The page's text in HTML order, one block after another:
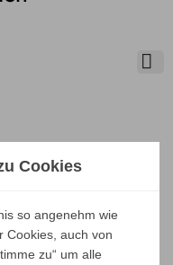

Cookies
so angenehm wie
Cookies, auch von
zu“ um alle